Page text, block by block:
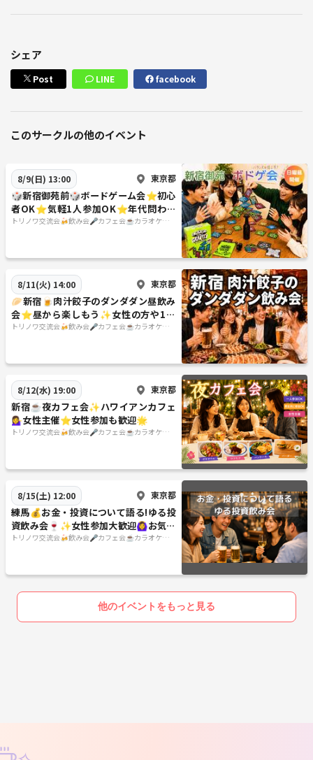
シェア
Post LINE facebook
このサークルの他のイベント
8/9(日) 13:00 東京都
🎲新宿御苑前🎲ボードゲーム会⭐初心
者OK⭐気軽1人参加OK⭐年代問わず
OK
トリノワ交流会🍻飲み会🎤カフェ会☕️カラオケ会
8/11(火) 14:00 東京都
🥟新宿🍺肉汁餃子のダンダダン昼飲み
会⭐️昼から楽しもう✨女性の方や1人
参加歓迎✨
トリノワ交流会🍻飲み会🎤カフェ会☕️カラオケ会
8/12(水) 19:00 東京都
新宿☕夜カフェ会✨ハワイアンカフェ
💁‍♀️女性主催⭐女性参加も歓迎🌟
トリノワ交流会🍻飲み会🎤カフェ会☕️カラオケ会
8/15(土) 12:00 東京都
練馬💰お金・投資について語る!ゆる投
資飲み会🍷✨女性参加大歓迎🙆‍♀️お気軽
1人参加OK
トリノワ交流会🍻飲み会🎤カフェ会☕️カラオケ会
他のイベントをもっと見る